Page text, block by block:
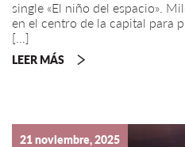
single «El niño del espacio».
en el centro de la capital para
[…]
LEER MÁS
21 noviembre, 2025